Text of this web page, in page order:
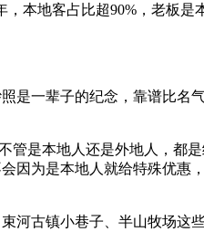
本地客占比超90%，老板是
是一辈子的纪念，靠谱比名
管是本地人还是外地人，都
因为是本地人就给特殊优惠
河古镇小巷子、半山牧场这